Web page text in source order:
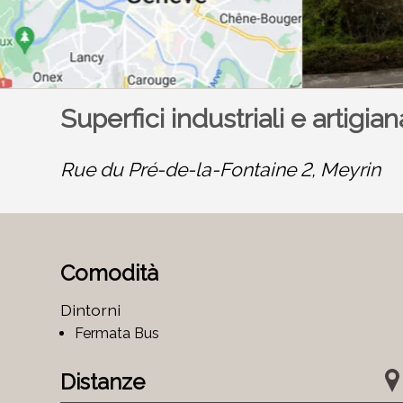
Superfici industriali e
Rue du Pré-de-la-Fontaine 2, Meyrin
Comodità
Dintorni
Fermata Bus
Distanze